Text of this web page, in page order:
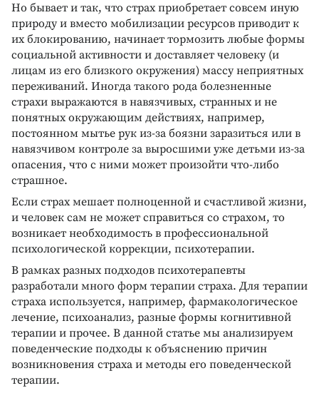
Но бывает и так, что страх приобретает совсем иную
природу и вместо мобилизации ресурсов приводит к
их блокированию, начинает тормозить любые формы
социальной активности и доставляет человеку (и
лицам из его близкого окружения) массу неприятных
переживаний. Иногда такого рода болезненные
страхи выражаются в навязчивых, странных и не
понятных окружающим действиях, например,
постоянном мытье рук из-за боязни заразиться или в
навязчивом контроле за выросшими уже детьми из-за
опасения, что с ними может произойти что-либо
страшное.
Если страх мешает полноценной и счастливой жизни,
и человек сам не может справиться со страхом, то
возникает необходимость в профессиональной
психологической коррекции, психотерапии.
В рамках разных подходов психотерапевты
разработали много форм терапии страха. Для терапии
страха используется, например, фармакологическое
лечение, психоанализ, разные формы когнитивной
терапии и прочее. В данной статье мы анализируем
поведенческие подходы к объяснению причин
возникновения страха и методы его поведенческой
терапии.